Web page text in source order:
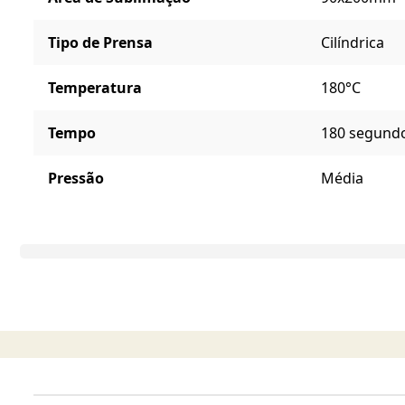
Tipo de Prensa Cilíndrica
Temperatura 180°C
Tempo 180
Pressão Média